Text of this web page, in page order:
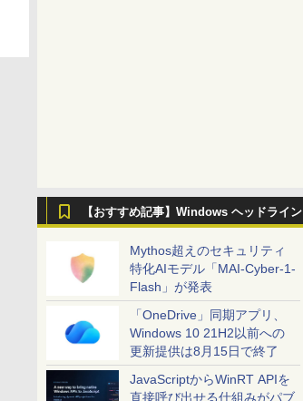
【おすすめ記事】Windows ヘッドライン
Mythos超えのセキュリティ
特化AIモデル「MAI-Cyber-1-
Flash」が発表
「OneDrive」同期アプリ、
Windows 10 21H2以前への
更新提供は8月15日で終了
JavaScriptからWinRT APIを
直接呼び出せる仕組みがパブ